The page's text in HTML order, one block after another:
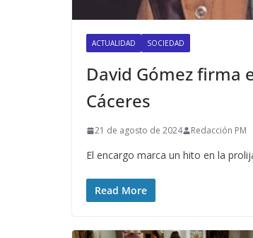
ACTUALIDAD SOCIEDAD
David Gómez firma
Cáceres
21 de agosto de 2024 Redacción PM
El encargo marca un hito en la
Read More